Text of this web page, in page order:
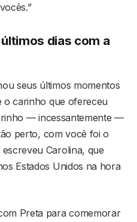
dias com a
seus últimos momentos
o carinho que ofereceu
— incessantemente —
perto, com você foi o
Carolina, que
Estados Unidos na hora
Preta para comemorar